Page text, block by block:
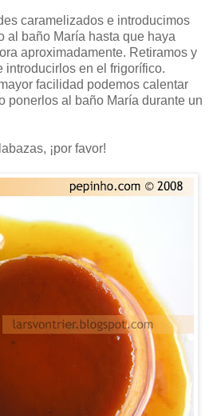
caramelizados e introducimos
al baño María hasta que haya
aproximadamente. Retiramos y
introducirlos en el frigorífico.
facilidad podemos calentar
ponerlos al baño María durante un
¡por favor!